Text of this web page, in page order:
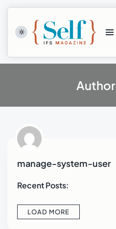
Manuel de Self-
manage-system-user
Recent Posts:
LOAD MORE